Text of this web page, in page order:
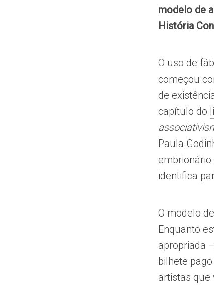
modelo de
História
O uso de
começou
de
capítulo do
Paula
embrionário
identifica
O modelo
Enquanto
apropriada
bilhete
artistas que